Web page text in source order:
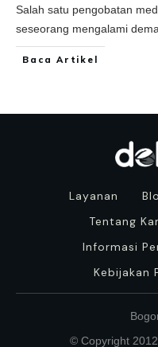
Salah satu pengobatan
seseorang mengalami
Baca Artikel
Layanan
Tentang
Informasi
Kebijakan
© Copyright